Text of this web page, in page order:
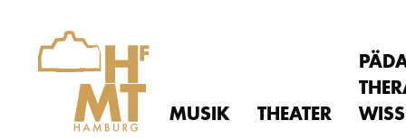
MUSIK THEATER